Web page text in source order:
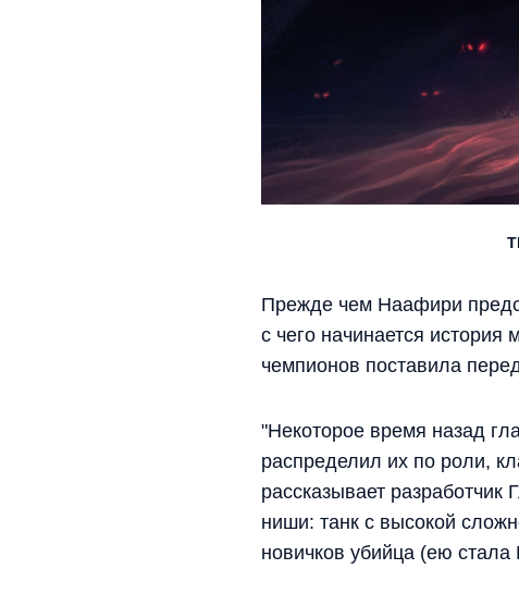
Прежде чем Наафири
с чего начинается
чемпионов поставила
"Некоторое время назад
распределил их по роли,
рассказывает
ниши: танк с высокой
новичков убийца (ею